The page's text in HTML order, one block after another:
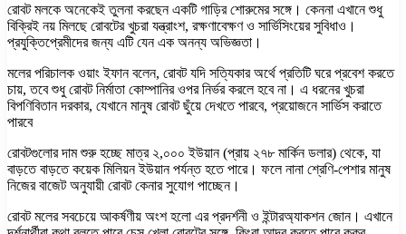
রোবট মলকে অনেকেই তুলনা করছেন একটি গাড়ির শোরুমের সঙ্গে। কেননা এখানে শুধু
বিক্রিই নয় মিলছে রোবটের খুচরা যন্ত্রাংশ, রক্ষণাবেক্ষণ ও সার্ভিসিংয়ের সুবিধাও।
প্রযুক্তিপ্রেমীদের জন্য এটি যেন এক অনন্য অভিজ্ঞতা।
মলের পরিচালক ওয়াং ইফান বলেন, রোবট যদি সত্যিকার অর্থে প্রতিটি ঘরে প্রবেশ করতে
চায়, তবে শুধু রোবট নির্মাতা কোম্পানির ওপর নির্ভর করলে হবে না। এ ধরনের খুচরা
বিপণিবিতান দরকার, যেখানে মানুষ রোবট ছুঁয়ে দেখতে পারবে, প্রয়োজনে সার্ভিস করাতে
পারবে
রোবটগুলোর দাম শুরু হচ্ছে মাত্র ২,০০০ ইউয়ান (প্রায় ২৭৮ মার্কিন ডলার) থেকে, যা
বাড়তে বাড়তে কয়েক মিলিয়ন ইউয়ান পর্যন্ত হতে পারে। ফলে নানা শ্রেণি-পেশার মানুষ
নিজের বাজেট অনুযায়ী রোবট কেনার সুযোগ পাচ্ছেন।
রোবট মলের সবচেয়ে আকর্ষণীয় অংশ হলো এর প্রদর্শনী ও ইন্টারঅ্যাকশন জোন। এখানে